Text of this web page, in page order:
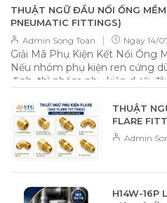
THUẬT NGỮ ĐẦU NỐI ỐNG MỀM
PNEUMATIC FITTINGS)
Admin Song Toàn | Ngày 14/
Giải Mã Phụ Kiện Kết Nối Ống
Nếu nhóm phụ kiện ren cứng
định, thì nhóm phụ kiện dưới
một cách nhanh chóng và hiệu
phụ kiện này được thiết kế để
Hose). Đặc điểm nhận dạng
đuôi chuột (Barbed) — các gờ
chặt vào lòng trong của ống,
áp lực dòng chảy. 🔧 Thuật
Hose Nipple (Đầu nối đuôi
THUẬT
FLARE
VÀ GAS
Admin
H14W-16P